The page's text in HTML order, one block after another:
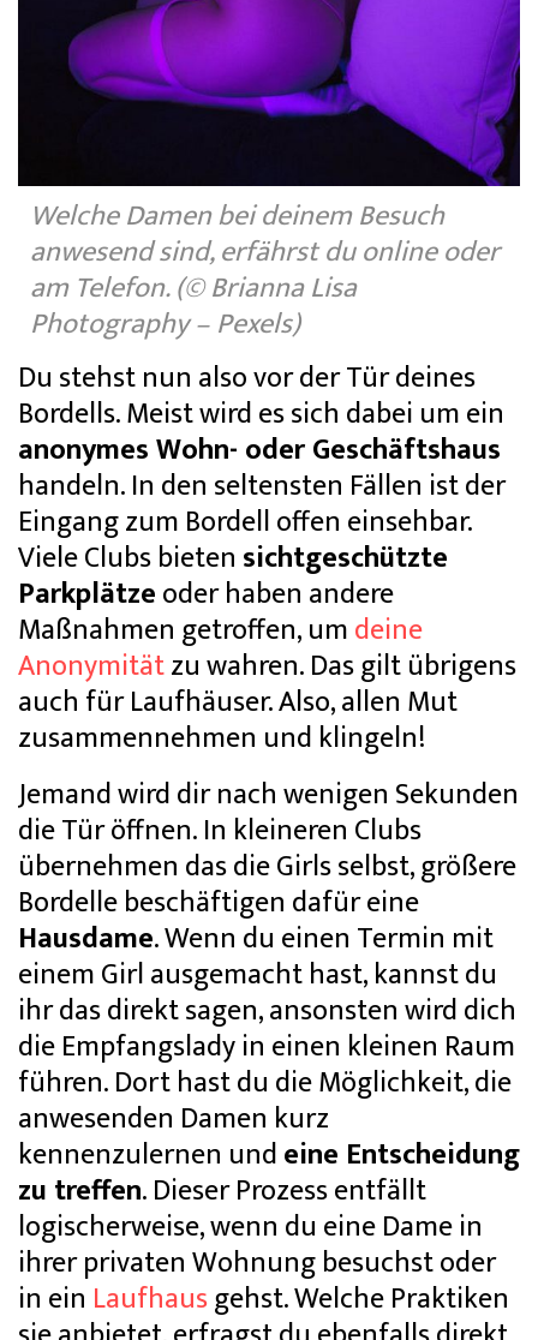
Welche Damen bei deinem Besuch
anwesend sind, erfährst du online oder
am Telefon. (© Brianna Lisa
Photography – Pexels)
Du stehst nun also vor der Tür deines
Bordells. Meist wird es sich dabei um ein
anonymes Wohn- oder Geschäftshaus
handeln. In den seltensten Fällen ist der
Eingang zum Bordell offen einsehbar.
Viele Clubs bieten sichtgeschützte
Parkplätzeoder haben andere
Maßnahmen getroffen, umdeine
Anonymitätzu wahren. Das gilt übrigens
auch für Laufhäuser. Also, allen Mut
zusammennehmen und klingeln!
Jemand wird dir nach wenigen Sekunden
die Tür öffnen. In kleineren Clubs
übernehmen das die Girls selbst, größere
Bordelle beschäftigen dafür eine
Hausdame. Wenn du einen Termin mit
einem Girl ausgemacht hast, kannst du
ihr das direkt sagen, ansonsten wird dich
die Empfangslady in einen kleinen Raum
führen. Dort hast du die Möglichkeit, die
anwesenden Damen kurz
kennenzulernen undeine Entscheidung
zu treffen. Dieser Prozess entfällt
logischerweise, wenn du eine Dame in
ihrer privaten Wohnung besuchst oder
in ein Laufhausgehst. Welche Praktiken